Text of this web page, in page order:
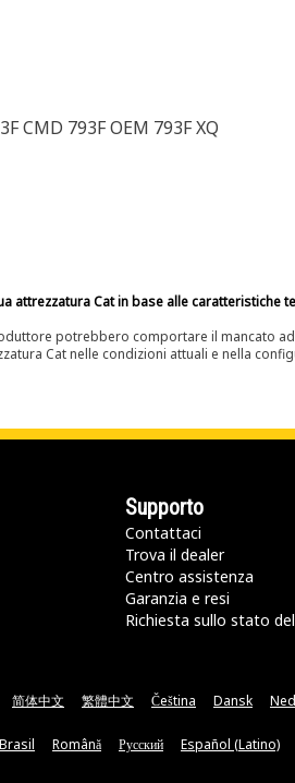
CMD 793F OEM 793F XQ
attrezzatura Cat in base alle caratteristiche
potrebbero comportare il mancato
Cat nelle condizioni attuali e nella
Supporto
Contattaci
Trova il dealer
Centro assistenza
Garanzia e resi
Richiesta sullo stato
简体中文 繁體中文 Čeština Dansk
Română Русский Español (Latino)